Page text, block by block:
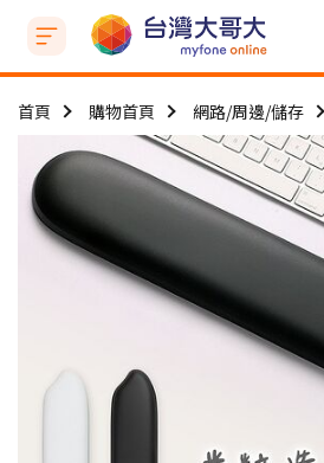
首頁 購物首頁 網路/周邊/儲存